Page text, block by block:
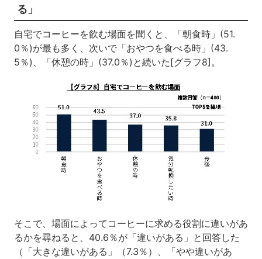
る」
自宅でコーヒーを飲む場面を聞くと、「朝食時」(51.
0％)が最も多く、次いで「おやつを食べる時」(43.
5％)、「休憩の時」(37.0％)と続いた[グラフ8]。
そこで、場面によってコーヒーに求める役割に違いがあ
るかを尋ねると、40.6％が「違いがある」と回答した
（「大きな違いがある」（7.3％）、「やや違いがあ